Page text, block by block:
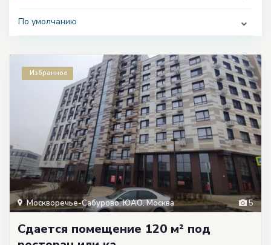
По умолчанию
5
Москворечье-Сабурово,ЮАО,Москва
Избранное
Сдается помещение 120 м² под